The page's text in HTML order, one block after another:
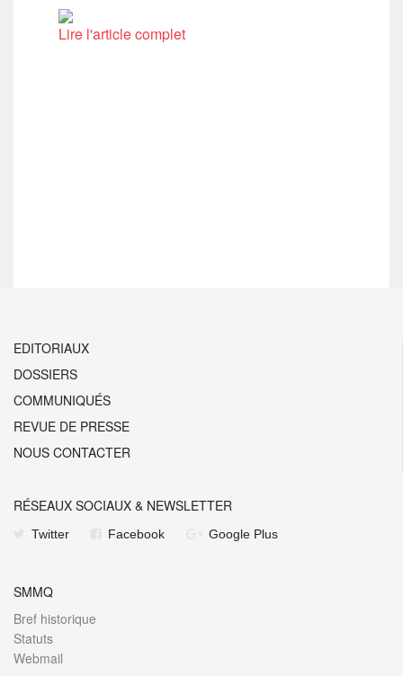
Lire l'article complet
EDITORIAUX
DOSSIERS
COMMUNIQUÉS
REVUE DE PRESSE
NOUS CONTACTER
RÉSEAUX SOCIAUX & NEWSLETTER
Twitter Facebook Google Plus
SMMQ
Bref historique
Statuts
Webmail